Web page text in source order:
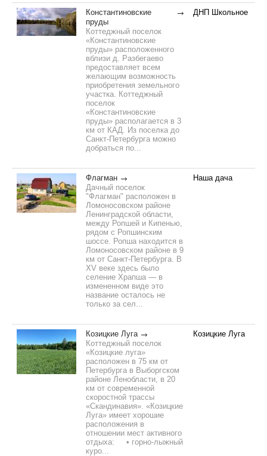
Константиновские
пруды
Коттеджный поселок
«Константиновские
пруды» расположенного
вблизи д. Разбегаево
предоставляет всем
желающим возможность
приобретения земельного
участка. Коттеджный
поселок
«Константиновские
пруды» располагается в 3
км от КАД. Из поселка до
Санкт-Петербурга можно
добраться по...
ДНП Школьное
Флагман
Дачный поселок
"Флагман" расположен в
Ломоносовском районе
Ленинградской области,
между Ропшей и Кипенью,
рядом с Ропшинским
шоссе. Ропша находится в
Ломоносовском районе в 9
км от Санкт-Петербурга. В
XV веке здесь было
селение Храпша — в
измененном виде это
название осталось не
только за сел...
Наша дача
Козицкие Луга
Коттеджный поселок
«Козицкие луга»
расположен в 75 км от
Петербурга в Выборгском
районе Ленобласти, в 20
км от современной
скоростной трассы
«Скандинавия». «Козицкие
Луга» имеет хорошие
расположения в
отношении мест активного
отдыха:⁣⁣⠀⁣⁣⠀• горно-лыжный
куро...
Козицкие Луга